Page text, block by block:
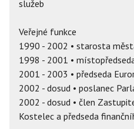
služeb
Veřejné funkce
1990 - 2002 • starosta
1998 - 2001 •
2001 - 2003 • předseda
2002 - dosud • poslanec
2002 - dosud • člen
Kostelec a předseda